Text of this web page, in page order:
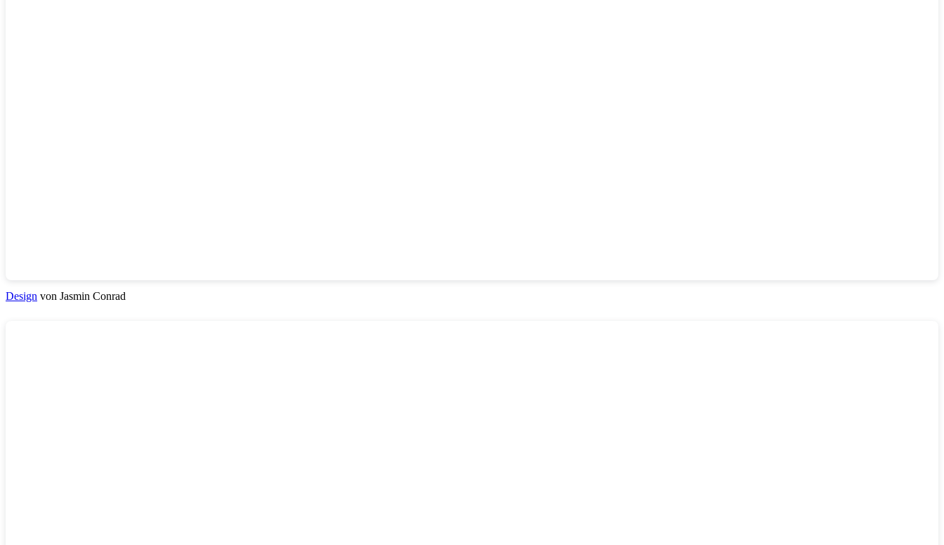
Design von Jasmin Conrad